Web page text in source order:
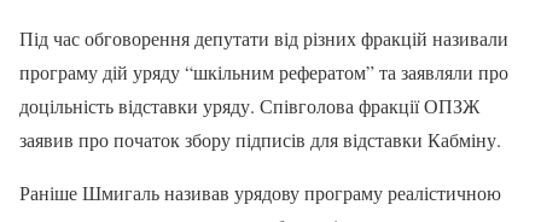
Під час обговорення депутати від різних фракцій називали
програму дій уряду “шкільним рефератом” та заявляли про
доцільність відставки уряду. Співголова фракції ОПЗЖ
заявив про початок збору підписів для відставки Кабміну.
Раніше Шмигаль називав урядову програму реалістичною